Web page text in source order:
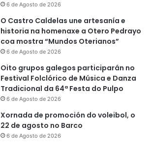
6 de Agosto de 2026
O Castro Caldelas une artesanía e
historia na homenaxe a Otero Pedrayo
coa mostra “Mundos Oterianos”
6 de Agosto de 2026
Oito grupos galegos participarán no
Festival Folclórico de Música e Danza
Tradicional da 64ª Festa do Pulpo
6 de Agosto de 2026
Xornada de promoción do voleibol, o
22 de agosto no Barco
6 de Agosto de 2026